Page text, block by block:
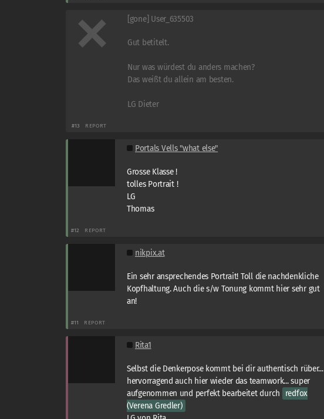
[gone] User_635503
Gut betitelt.
Nur was würdest du anders machen?
Das weißt du allein am besten.
LG Dieter
#13 REPORT
Portals Vells "what else"
Grosse Klasse !
tolles Portrait !
LG
Thomas
#12 REPORT
nikpix.at
Ein sehr ansprechendes Portrait! Toll die nachdenkliche
Kopfhaltung. Auch die s/w Tonung kommt hier sehr gut
an!
#11 REPORT
Rita1
Selbst die Denkerpose kommt bei dir authentisch rüber...
hervorragend auch hier wieder das teamwork... super
aufgenommen und perfekt bearbeitet durch
redfox
(Verena Gredler)